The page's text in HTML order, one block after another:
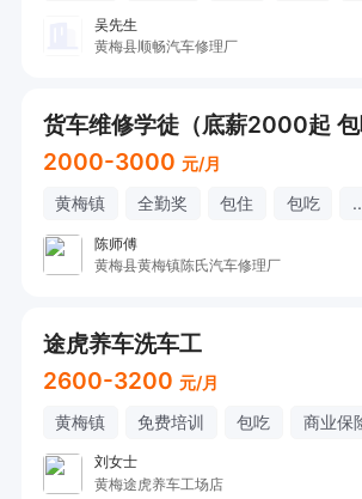
吴先生
黄梅县顺畅汽车修理厂
货车维修学徒（底薪2000起 包
2000-3000 元/月
黄梅镇 全勤奖 包住 包吃
陈师傅
黄梅县黄梅镇陈氏汽车修理厂
途虎养车洗车工
2600-3200 元/月
黄梅镇 免费培训 包吃 商业保
刘女士
黄梅途虎养车工场店